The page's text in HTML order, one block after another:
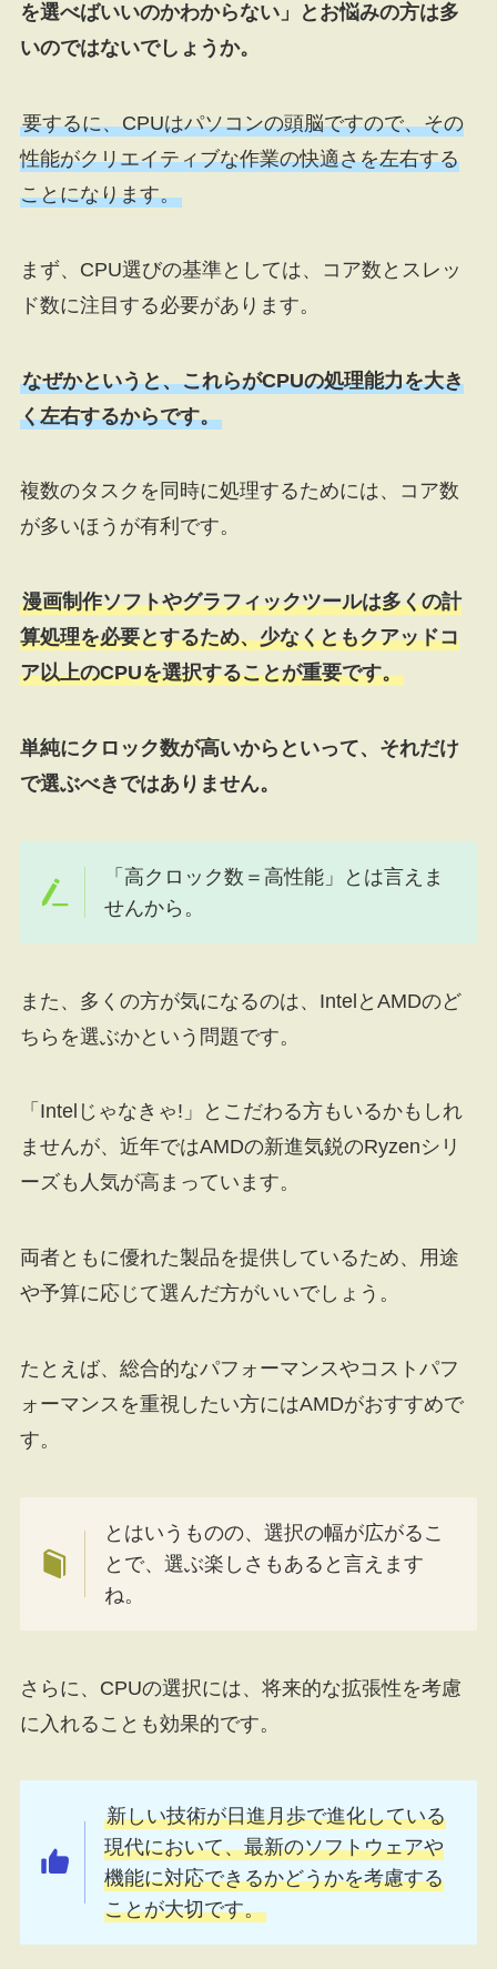
を選べばいいのかわからない」とお悩みの方は多
いのではないでしょうか。
要するに、CPUはパソコンの頭脳ですので、その
性能がクリエイティブな作業の快適さを左右する
ことになります。
まず、CPU選びの基準としては、コア数とスレッ
ド数に注目する必要があります。
なぜかというと、これらがCPUの処理能力を大き
く左右するからです。
複数のタスクを同時に処理するためには、コア数
が多いほうが有利です。
漫画制作ソフトやグラフィックツールは多くの計
算処理を必要とするため、少なくともクアッドコ
ア以上のCPUを選択することが重要です。
単純にクロック数が高いからといって、それだけ
で選ぶべきではありません。
「高クロック数＝高性能」とは言えま
せんから。
また、多くの方が気になるのは、IntelとAMDのど
ちらを選ぶかという問題です。
「Intelじゃなきゃ!」とこだわる方もいるかもしれ
ませんが、近年ではAMDの新進気鋭のRyzenシリ
ーズも人気が高まっています。
両者ともに優れた製品を提供しているため、用途
や予算に応じて選んだ方がいいでしょう。
たとえば、総合的なパフォーマンスやコストパフ
ォーマンスを重視したい方にはAMDがおすすめで
す。
とはいうものの、選択の幅が広がるこ
とで、選ぶ楽しさもあると言えます
ね。
さらに、CPUの選択には、将来的な拡張性を考慮
に入れることも効果的です。
新しい技術が日進月歩で進化している
現代において、最新のソフトウェアや
機能に対応できるかどうかを考慮する
ことが大切です。